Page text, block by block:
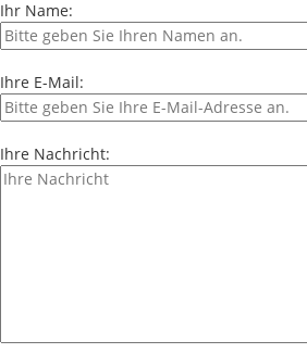
Ihr Name:
Ihre E-Mail:
Ihre Nachricht: